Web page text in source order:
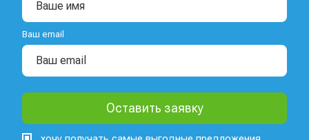
Ваш email